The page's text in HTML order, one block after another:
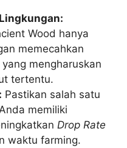
Wood hanya
memecahkan
mengharuskan
tertentu.
Pastikan salah satu
memiliki
Drop Rate
waktu farming.